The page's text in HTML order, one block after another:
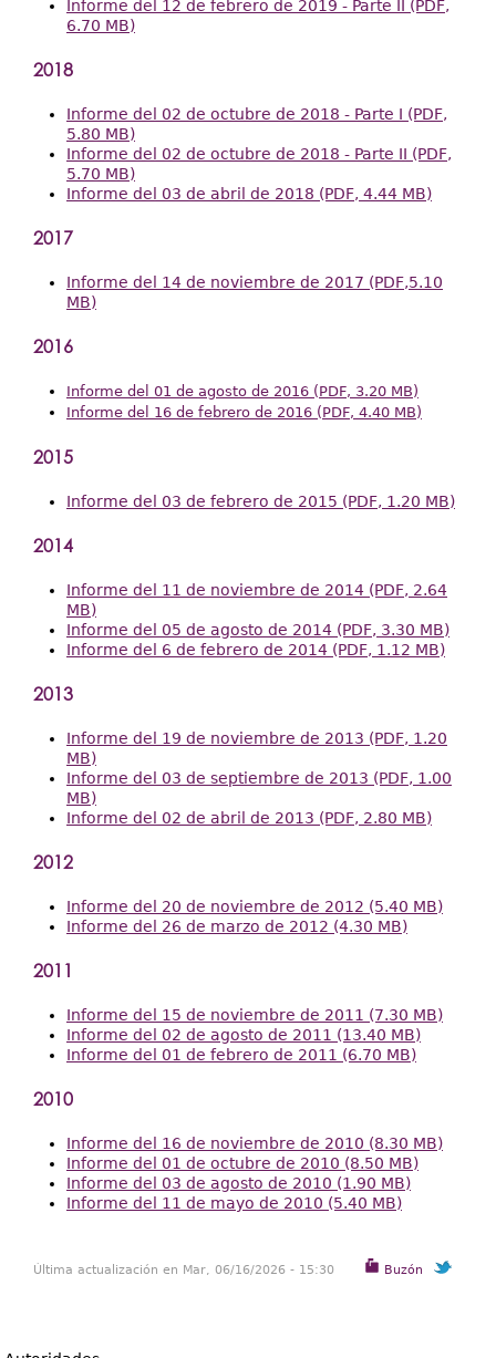
Informe del 12 de febrero de 2019 - Parte II (PDF,
6.70 MB)
2018
Informe del 02 de octubre de 2018 - Parte I (PDF,
5.80 MB)
Informe del 02 de octubre de 2018 - Parte II (PDF,
5.70 MB)
Informe del 03 de abril de 2018 (PDF, 4.44 MB)
2017
Informe del 14 de noviembre de 2017 (PDF,5.10
MB)
2016
Informe del 01 de agosto de 2016 (PDF, 3.20 MB)
Informe del 16 de febrero de 2016 (PDF, 4.40 MB)
2015
Informe del 03 de febrero de 2015 (PDF, 1.20 MB)
2014
Informe del 11 de noviembre de 2014 (PDF, 2.64
MB)
Informe del 05 de agosto de 2014 (PDF, 3.30 MB)
Informe del 6 de febrero de 2014 (PDF, 1.12 MB)
2013
Informe del 19 de noviembre de 2013 (PDF, 1.20
MB)
Informe del 03 de septiembre de 2013 (PDF, 1.00
MB)
Informe del 02 de abril de 2013 (PDF, 2.80 MB)
2012
Informe del 20 de noviembre de 2012 (5.40 MB)
Informe del 26 de marzo de 2012 (4.30 MB)
2011
Informe del 15 de noviembre de 2011 (7.30 MB)
Informe del 02 de agosto de 2011 (13.40 MB)
Informe del 01 de febrero de 2011 (6.70 MB)
2010
Informe del 16 de noviembre de 2010 (8.30 MB)
Informe del 01 de octubre de 2010 (8.50 MB)
Informe del 03 de agosto de 2010 (1.90 MB)
Informe del 11 de mayo de 2010 (5.40 MB)
Buzón
Última actualización en Mar, 06/16/2026 - 15:30